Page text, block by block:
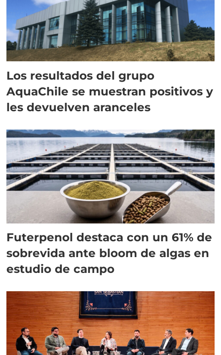
Los resultados del grupo
AquaChile se muestran positivos y
les devuelven aranceles
Futerpenol destaca con un 61% de
sobrevida ante bloom de algas en
estudio de campo